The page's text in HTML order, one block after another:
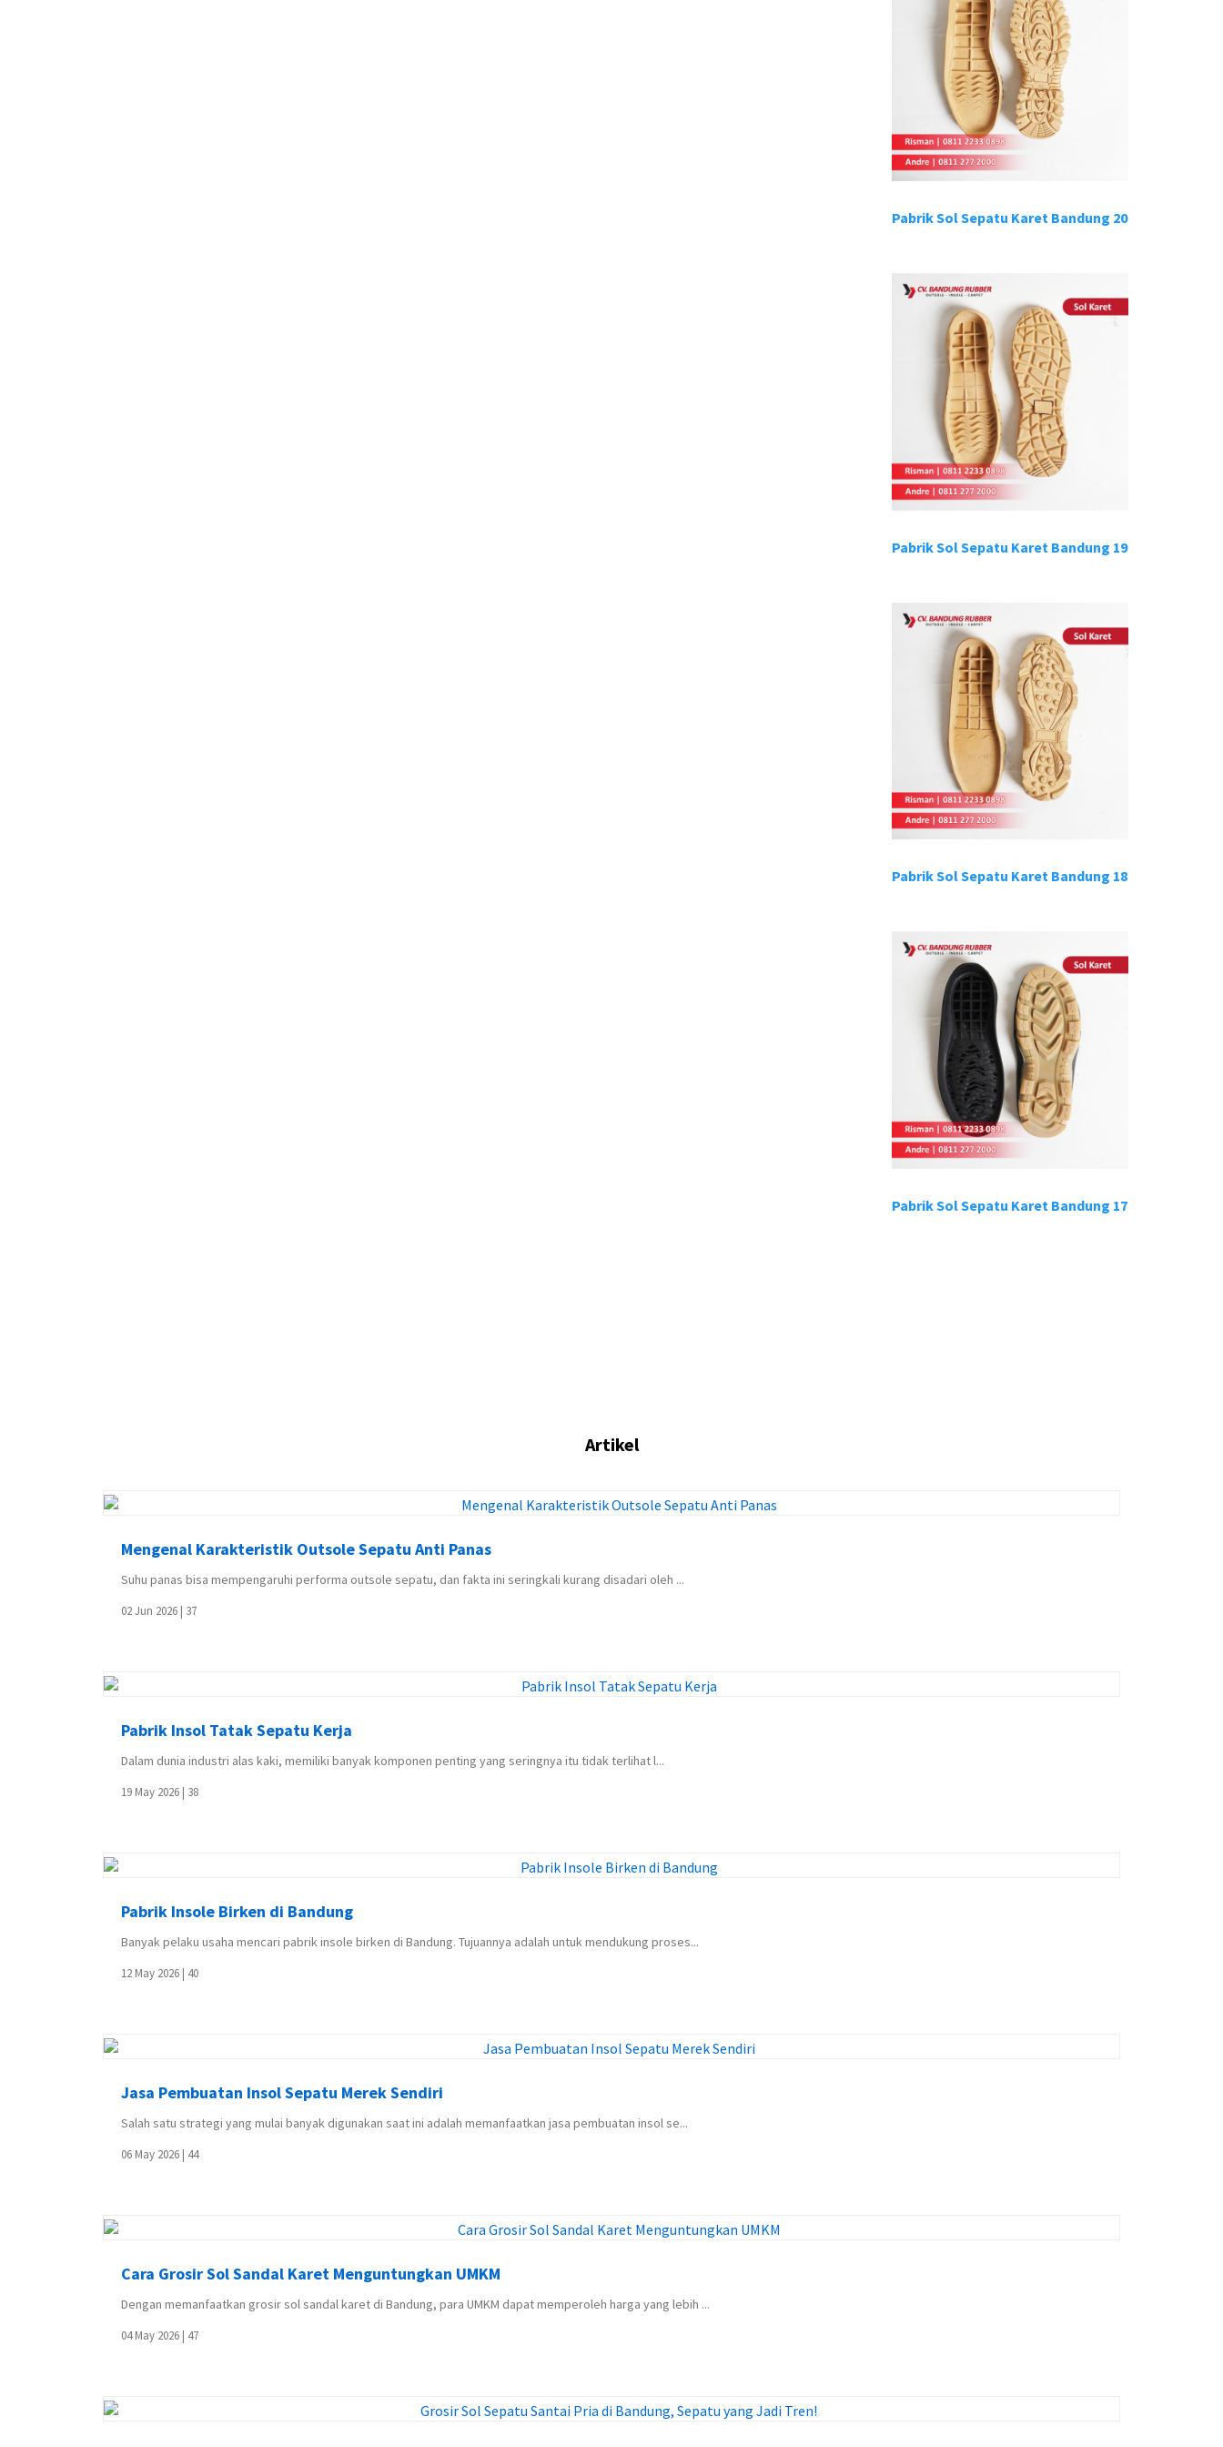
Pabrik Sol Sepatu Karet Bandung 20
Pabrik Sol Sepatu Karet Bandung 19
Pabrik Sol Sepatu Karet Bandung 18
Pabrik Sol Sepatu Karet Bandung 17
Artikel
Mengenal Karakteristik Outsole Sepatu Anti Panas
Suhu panas bisa mempengaruhi performa outsole sepatu, dan fakta ini seringkali kurang disadari oleh ...
02 Jun 2026 | 37
Pabrik Insol Tatak Sepatu Kerja
Dalam dunia industri alas kaki, memiliki banyak komponen penting yang seringnya itu tidak terlihat l...
19 May 2026 | 38
Pabrik Insole Birken di Bandung
Banyak pelaku usaha mencari pabrik insole birken di Bandung. Tujuannya adalah untuk mendukung proses...
12 May 2026 | 40
Jasa Pembuatan Insol Sepatu Merek Sendiri
Salah satu strategi yang mulai banyak digunakan saat ini adalah memanfaatkan jasa pembuatan insol se...
06 May 2026 | 44
Cara Grosir Sol Sandal Karet Menguntungkan UMKM
Dengan memanfaatkan grosir sol sandal karet di Bandung, para UMKM dapat memperoleh harga yang lebih ...
04 May 2026 | 47